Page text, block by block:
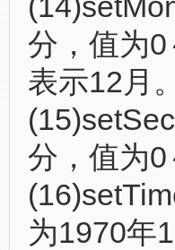
分，值为
表示12月。
分，值为0
为1970年